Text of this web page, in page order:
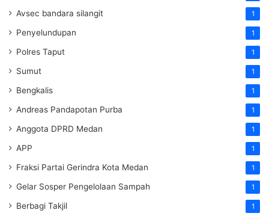
Avsec bandara silangit 1
Penyelundupan 1
Polres Taput 1
Sumut 1
Bengkalis 1
Andreas Pandapotan Purba 1
Anggota DPRD Medan 1
APP 1
Fraksi Partai Gerindra Kota Medan 1
Gelar Sosper Pengelolaan Sampah 1
Berbagi Takjil 1